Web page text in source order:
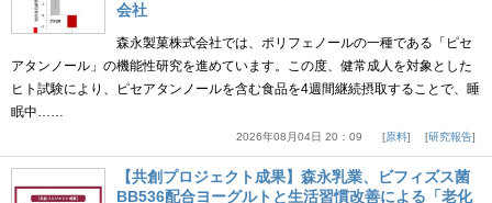
会社
森永製菓株式会社では、ポリフェノールの一種である「ピセ
アタンノール」の機能性研究を進めています。この度、健常成人を対象とした
ヒト試験により、ピセアタンノールを含む食品を4週間継続摂取することで、睡
眠中……
2026年08月04日 20：09 原料 研究報告
【共創プロジェクト成果】森永乳業、ビフィズス菌
BB536配合ヨーグルトと生活習慣改善による「老化